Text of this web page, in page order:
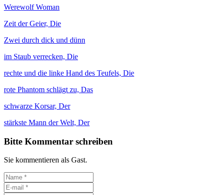
Werewolf Woman
Zeit der Geier, Die
Zwei durch dick und dünn
im Staub verrecken, Die
rechte und die linke Hand des Teufels, Die
rote Phantom schlägt zu, Das
schwarze Korsar, Der
stärkste Mann der Welt, Der
Bitte Kommentar schreiben
Sie kommentieren als Gast.